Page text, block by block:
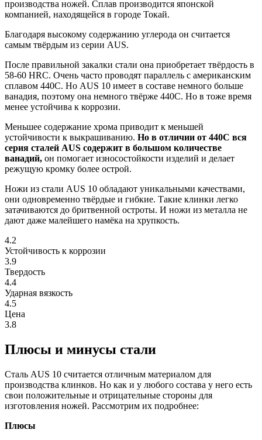
производства ножей. Сплав производится японской
компанией, находящейся в городе Токай.
Благодаря высокому содержанию углерода он считается
самым твёрдым из серии AUS.
После правильной закалки стали она приобретает твёрдость в
58-60 HRC. Очень часто проводят параллель с американским
сплавом 440C. Но AUS 10 имеет в составе немного больше
ванадия, поэтому она немного твёрже 440C. Но в тоже время
менее устойчива к коррозии.
Меньшее содержание хрома приводит к меньшей
устойчивости к выкрашиванию. Но в отличии от 440C вся
серия сталей AUS содержит в большом количестве
ванадий, он помогает износостойкости изделий и делает
режущую кромку более острой.
Ножи из стали AUS 10 обладают уникальными качествами,
они одновременно твёрдые и гибкие. Такие клинки легко
затачиваются до бритвенной остроты. И ножи из металла не
дают даже малейшего намёка на хрупкость.
4.2
Устойчивость к коррозии
3.9
Твердость
4.4
Ударная вязкость
4.5
Цена
3.8
Плюсы и минусы стали
Сталь AUS 10 считается отличным материалом для
производства клинков. Но как и у любого состава у него есть
свои положительные и отрицательные стороны для
изготовления ножей. Рассмотрим их подробнее:
Плюсы